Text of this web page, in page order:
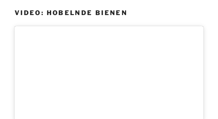
VIDEO: HOBELNDE BIENEN